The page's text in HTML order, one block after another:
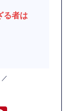
る者は